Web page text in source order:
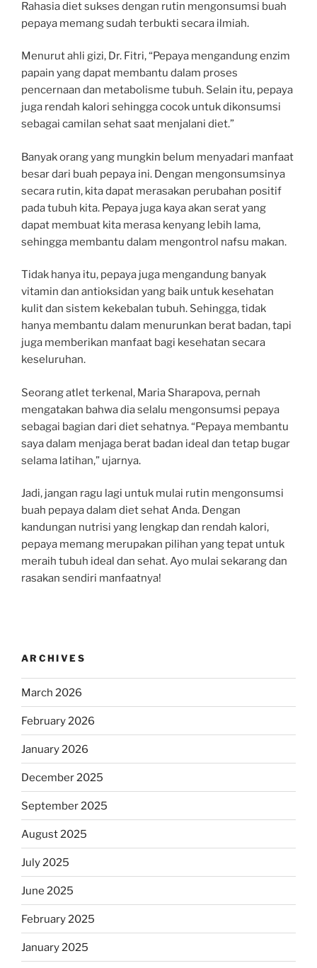
Rahasia diet sukses dengan rutin mengonsumsi buah
pepaya memang sudah terbukti secara ilmiah.
Menurut ahli gizi, Dr. Fitri, “Pepaya mengandung enzim
papain yang dapat membantu dalam proses
pencernaan dan metabolisme tubuh. Selain itu, pepaya
juga rendah kalori sehingga cocok untuk dikonsumsi
sebagai camilan sehat saat menjalani diet.”
Banyak orang yang mungkin belum menyadari manfaat
besar dari buah pepaya ini. Dengan mengonsumsinya
secara rutin, kita dapat merasakan perubahan positif
pada tubuh kita. Pepaya juga kaya akan serat yang
dapat membuat kita merasa kenyang lebih lama,
sehingga membantu dalam mengontrol nafsu makan.
Tidak hanya itu, pepaya juga mengandung banyak
vitamin dan antioksidan yang baik untuk kesehatan
kulit dan sistem kekebalan tubuh. Sehingga, tidak
hanya membantu dalam menurunkan berat badan, tapi
juga memberikan manfaat bagi kesehatan secara
keseluruhan.
Seorang atlet terkenal, Maria Sharapova, pernah
mengatakan bahwa dia selalu mengonsumsi pepaya
sebagai bagian dari diet sehatnya. “Pepaya membantu
saya dalam menjaga berat badan ideal dan tetap bugar
selama latihan,” ujarnya.
Jadi, jangan ragu lagi untuk mulai rutin mengonsumsi
buah pepaya dalam diet sehat Anda. Dengan
kandungan nutrisi yang lengkap dan rendah kalori,
pepaya memang merupakan pilihan yang tepat untuk
meraih tubuh ideal dan sehat. Ayo mulai sekarang dan
rasakan sendiri manfaatnya!
ARCHIVES
March 2026
February 2026
January 2026
December 2025
September 2025
August 2025
July 2025
June 2025
February 2025
January 2025